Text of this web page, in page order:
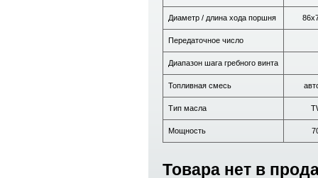
Диаметр / длина хода поршня
Передаточное число
Диапазон шага гребного винта
Топливная смесь
Тип масла
Мощность
Товара нет в